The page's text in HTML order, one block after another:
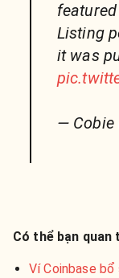
Listing
it was
—
Có thể bạn quan
Ví Coinbase